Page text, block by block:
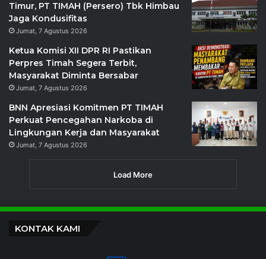
Timur, PT TIMAH (Persero) Tbk Himbau
Jaga Kondusifitas
Jumat, 7 Agustus 2026
Ketua Komisi XII DPR RI Pastikan
Perpres Timah Segera Terbit,
Masyarakat Diminta Bersabar
Jumat, 7 Agustus 2026
BNN Apresiasi Komitmen PT TIMAH
Perkuat Pencegahan Narkoba di
Lingkungan Kerja dan Masyarakat
Jumat, 7 Agustus 2026
Load More
KONTAK KAMI